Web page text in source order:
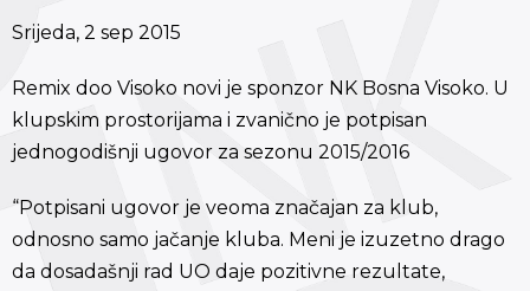
Srijeda, 2 sep 2015
Remix doo Visoko novi je sponzor NK Bosna Visoko. U
klupskim prostorijama i zvanično je potpisan
jednogodišnji ugovor za sezonu 2015/2016
“Potpisani ugovor je veoma značajan za klub,
odnosno samo jačanje kluba. Meni je izuzetno drago
da dosadašnji rad UO daje pozitivne rezultate,